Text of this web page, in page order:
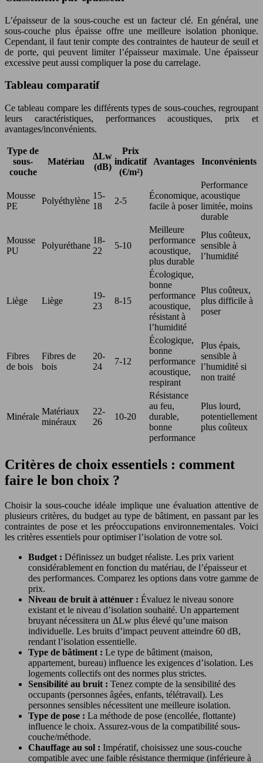
L’épaisseur de la sous-couche est un facteur clé. En général, une
sous-couche plus épaisse offre une meilleure isolation phonique.
Cependant, il faut tenir compte des contraintes de hauteur de seuil et
de porte, qui peuvent limiter l’épaisseur maximale. Une épaisseur
excessive peut aussi compliquer la pose du carrelage.
Tableau comparatif
Ce tableau compare les différents types de sous-couches, regroupant
leurs caractéristiques, performances acoustiques, prix et
avantages/inconvénients.
Type de
sous-
couche
Matériau
ΔLw
(dB)
Prix
indicatif
(€/m²)
Avantages Inconvénients
Mousse
PE
Polyéthylène
15-
18
2-5
Économique,
facile à poser
Performance
acoustique
limitée, moins
durable
Mousse
PU
Polyuréthane
18-
22
5-10
Meilleure
performance
acoustique,
plus durable
Plus coûteux,
sensible à
l’humidité
Liège Liège
19-
23
8-15
Écologique,
bonne
performance
acoustique,
résistant à
l’humidité
Plus coûteux,
plus difficile à
poser
Fibres
de bois
Fibres de
bois
20-
24
7-12
Écologique,
bonne
performance
acoustique,
respirant
Plus épais,
sensible à
l’humidité si
non traité
Minérale
Matériaux
minéraux
22-
26
10-20
Résistance
au feu,
durable,
bonne
performance
Plus lourd,
potentiellement
plus coûteux
Critères de choix essentiels : comment
faire le bon choix ?
Choisir la sous-couche idéale implique une évaluation attentive de
plusieurs critères, du budget au type de bâtiment, en passant par les
contraintes de pose et les préoccupations environnementales. Voici
les critères essentiels pour optimiser l’isolation de votre sol.
Budget : Définissez un budget réaliste. Les prix varient
considérablement en fonction du matériau, de l’épaisseur et
des performances. Comparez les options dans votre gamme de
prix.
Niveau de bruit à atténuer : Évaluez le niveau sonore
existant et le niveau d’isolation souhaité. Un appartement
bruyant nécessitera un ΔLw plus élevé qu’une maison
individuelle. Les bruits d’impact peuvent atteindre 60 dB,
rendant l’isolation essentielle.
Type de bâtiment : Le type de bâtiment (maison,
appartement, bureau) influence les exigences d’isolation. Les
logements collectifs ont des normes plus strictes.
Sensibilité au bruit : Tenez compte de la sensibilité des
occupants (personnes âgées, enfants, télétravail). Les
personnes sensibles nécessitent une meilleure isolation.
Type de pose : La méthode de pose (encollée, flottante)
influence le choix. Assurez-vous de la compatibilité sous-
couche/méthode.
Chauffage au sol : Impératif, choisissez une sous-couche
compatible avec une faible résistance thermique (inférieure à